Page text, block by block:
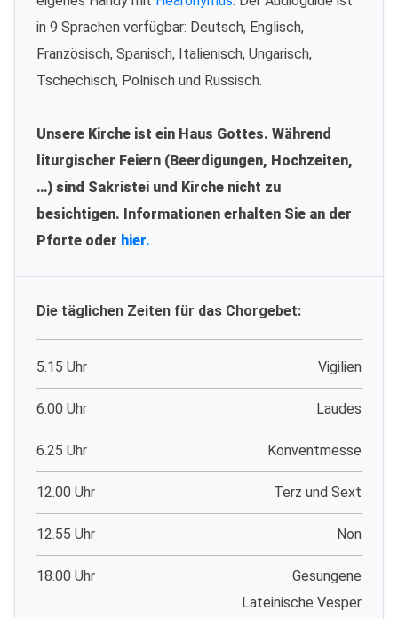
in 9 Sprachen verfügbar: Deutsch, Englisch,
Französisch, Spanisch, Italienisch, Ungarisch,
Tschechisch, Polnisch und Russisch.
Unsere Kirche ist ein Haus Gottes. Während
liturgischer Feiern (Beerdigungen, Hochzeiten,
…) sind Sakristei und Kirche nicht zu
besichtigen. Informationen erhalten Sie an der
Pforte oder hier.
Die täglichen Zeiten für das Chorgebet:
5.15 Uhr Vigilien
6.00 Uhr Laudes
6.25 Uhr Konventmesse
12.00 Uhr Terz und Sext
12.55 Uhr Non
18.00 Uhr
Gesungene
Lateinische Vesper